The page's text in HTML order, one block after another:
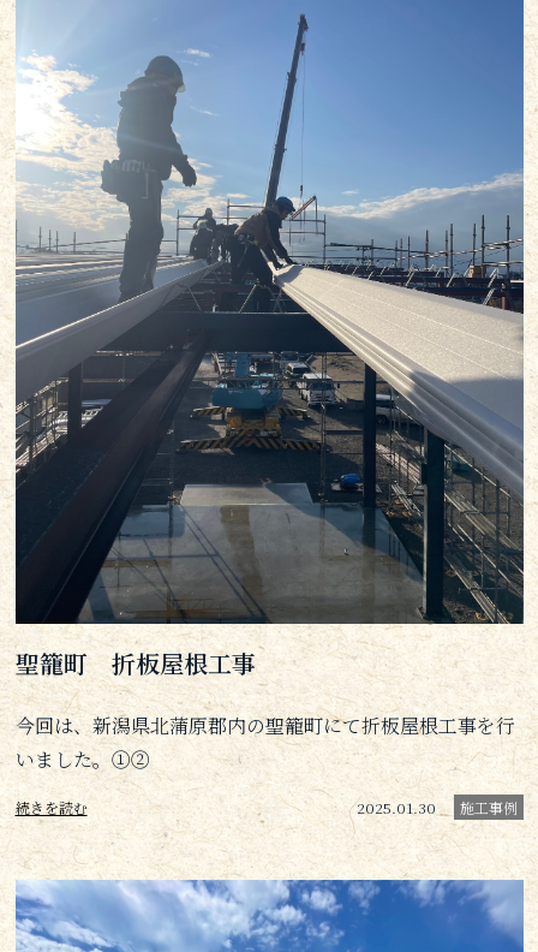
聖籠町 折板屋根工事
今回は、新潟県北蒲原郡内の聖籠町にて折板屋根工事を行
いました。①②
続きを読む 2025.01.30 施工事例